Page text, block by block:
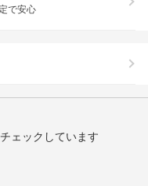
で安心
ェックしています